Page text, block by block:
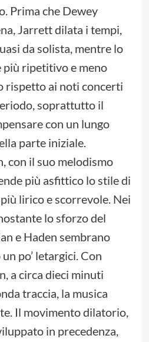
Prima che Dewey
Jarrett dilata i tempi,
da solista, mentre lo
ripetitivo e meno
rispetto ai noti concerti
soprattutto il
con un lungo
parte iniziale.
con il suo melodismo
più asfittico lo stile di
lirico e scorrevole. Nei
lo sforzo del
e Haden sembrano
po’ letargici. Con
a circa dieci minuti
traccia, la musica
Il movimento dilatorio,
in precedenza,